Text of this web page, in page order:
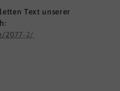
Text unserer
2077-2/